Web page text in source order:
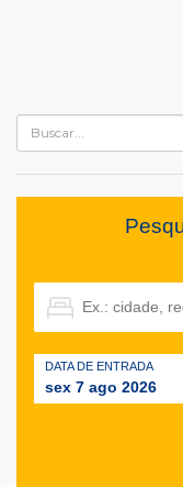
DATA DE ENTRADA
sex 7 ago 2026